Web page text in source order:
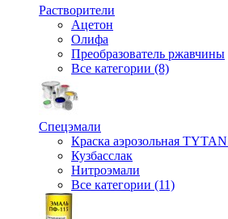
Растворители
Ацетон
Олифа
Преобразователь ржавчины
Все категории (8)
Спецэмали
Краска аэрозольная
Кузбасслак
Нитроэмали
Все категории (11)